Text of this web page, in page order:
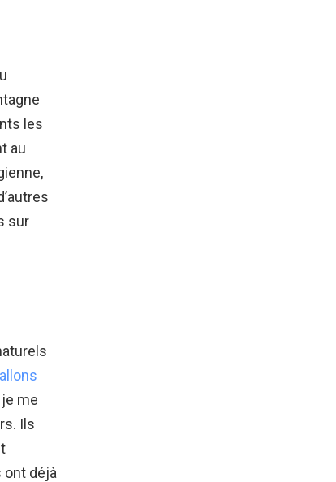
les
au
sur
je me
Ils
ont déjà